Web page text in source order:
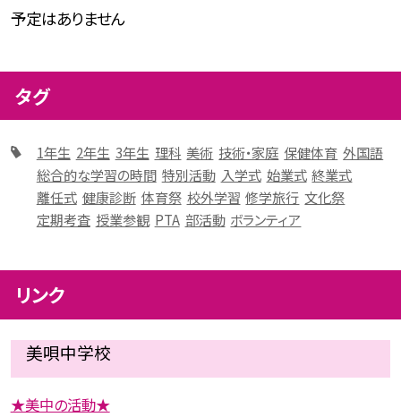
予定はありません
タグ
1年生 2年生 3年生 理科 美術 技術・家庭 保健体育 外国語
総合的な学習の時間 特別活動 入学式 始業式 終業式
離任式 健康診断 体育祭 校外学習 修学旅行 文化祭
定期考査 授業参観 PTA 部活動 ボランティア
リンク
美唄中学校
★美中の活動★